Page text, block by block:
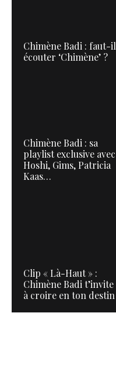
Chimène Badi : faut-il
écouter ‘Chimène’ ?
Chimène Badi : sa
playlist exclusive avec
Hoshi, Gims, Patricia
Kaas…
Clip « Là-Haut » :
Chimène Badi t’invite
à croire en ton destin